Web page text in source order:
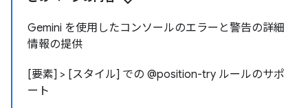
Gemini を使用したコンソールのエラーと警告の詳細
情報の提供
[要素] > [スタイル] での @position-try ルールのサポ
ート